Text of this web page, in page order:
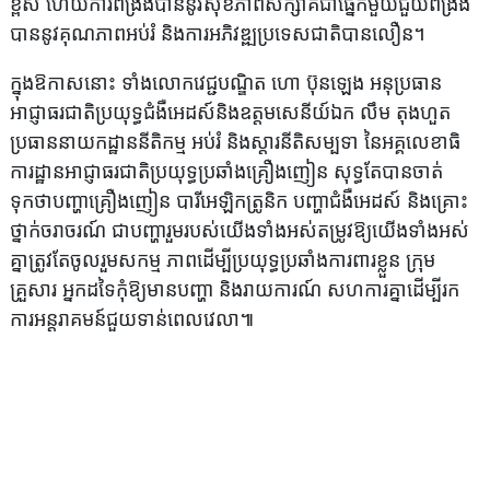
បាននូវគុណភាពអប់រំ និងការអភិវឌ្ឍប្រទេសជាតិបានលឿន។
ក្នុងឱកាសនោះ ទាំងលោកវេជ្ជបណ្ឌិត ហោ ប៊ុនឡេង អនុប្រធាន
អាជ្ញាធរជាតិប្រយុទ្ធជំងឺអេដស៍និងឧត្តមសេនីយ៍ឯក លឹម តុងហួត
ប្រធាននាយកដ្ឋាននីតិកម្ម អប់រំ និងស្តារនីតិសម្បទា នៃអគ្គលេខាធិ
ការដ្ឋានអាជ្ញាធរជាតិប្រយុទ្ធប្រឆាំងគ្រឿងញៀន សុទ្ធតែបានចាត់
ទុកថាបញ្ហាគ្រឿងញៀន បារីអេឡិកត្រូនិក បញ្ហាជំងឺអេដស៍ និងគ្រោះ
ថ្នាក់ចរាចរណ៍ ជាបញ្ហារួមរបស់យើងទាំងអស់តម្រូវឱ្យយើងទាំងអស់
គ្នាត្រូវតែចូលរួមសកម្ម ភាពដើម្បីប្រយុទ្ធប្រឆាំងការពារខ្លួន ក្រុម
គ្រួសារ អ្នកដទៃកុំឱ្យមានបញ្ហា និងរាយការណ៍ សហការគ្នាដើម្បីរក
ការអន្តរាគមន៍ជួយទាន់ពេលវេលា៕